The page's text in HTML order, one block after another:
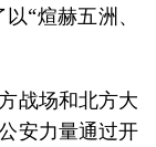
“煊赫五洲、
战场和北方大
安力量通过开